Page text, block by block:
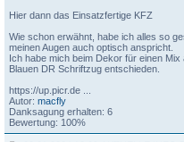
1
N
e
u
j
h
r
s
a
0
.
2
0
2
1
0
:
3
3
Hier dann das Einsatzfertige KFZ
Wie schon erwähnt, habe ich alles so
meinen Augen auch optisch anspricht.
Ich habe mich beim Dekor für einen
Blauen DR Schriftzug entschieden.
https://up.picr.de ...
Autor: macfly
Danksagung erhalten: 6
Bewertung: 100%